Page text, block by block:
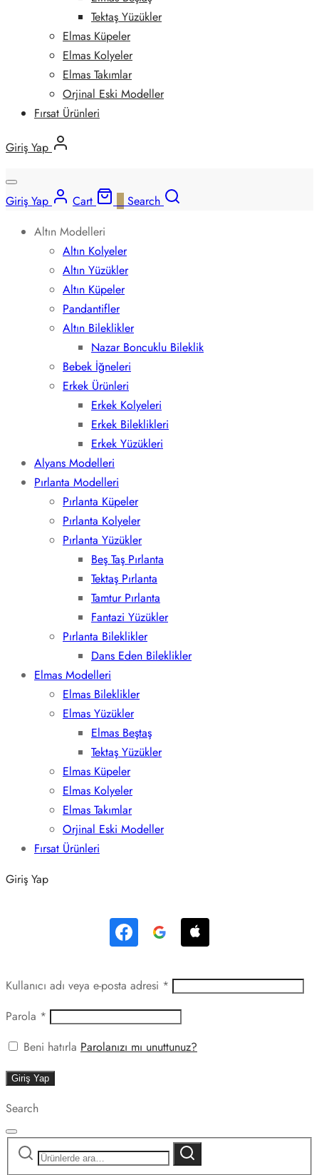
Tektaş Yüzükler
Elmas Küpeler
Elmas Kolyeler
Elmas Takımlar
Orjinal Eski Modeller
Fırsat Ürünleri
Giriş Yap
Giriş Yap Cart
Search
Altın Modelleri
Altın Kolyeler
Altın Yüzükler
Altın Küpeler
Pandantifler
Altın Bileklikler
Nazar Boncuklu Bileklik
Bebek İğneleri
Erkek Ürünleri
Erkek Kolyeleri
Erkek Bileklikleri
Erkek Yüzükleri
Alyans Modelleri
Pırlanta Modelleri
Pırlanta Küpeler
Pırlanta Kolyeler
Pırlanta Yüzükler
Beş Taş Pırlanta
Tektaş Pırlanta
Tamtur Pırlanta
Fantazi Yüzükler
Pırlanta Bileklikler
Dans Eden Bileklikler
Elmas Modelleri
Elmas Bileklikler
Elmas Yüzükler
Elmas Beştaş
Tektaş Yüzükler
Elmas Küpeler
Elmas Kolyeler
Elmas Takımlar
Orjinal Eski Modeller
Fırsat Ürünleri
Giriş Yap
Kullanıcı adı veya e-posta adresi * Gerekli
Parola * Gerekli
Beni hatırla Parolanızı mı unuttunuz?
Giriş Yap
Search
Ara: Ara